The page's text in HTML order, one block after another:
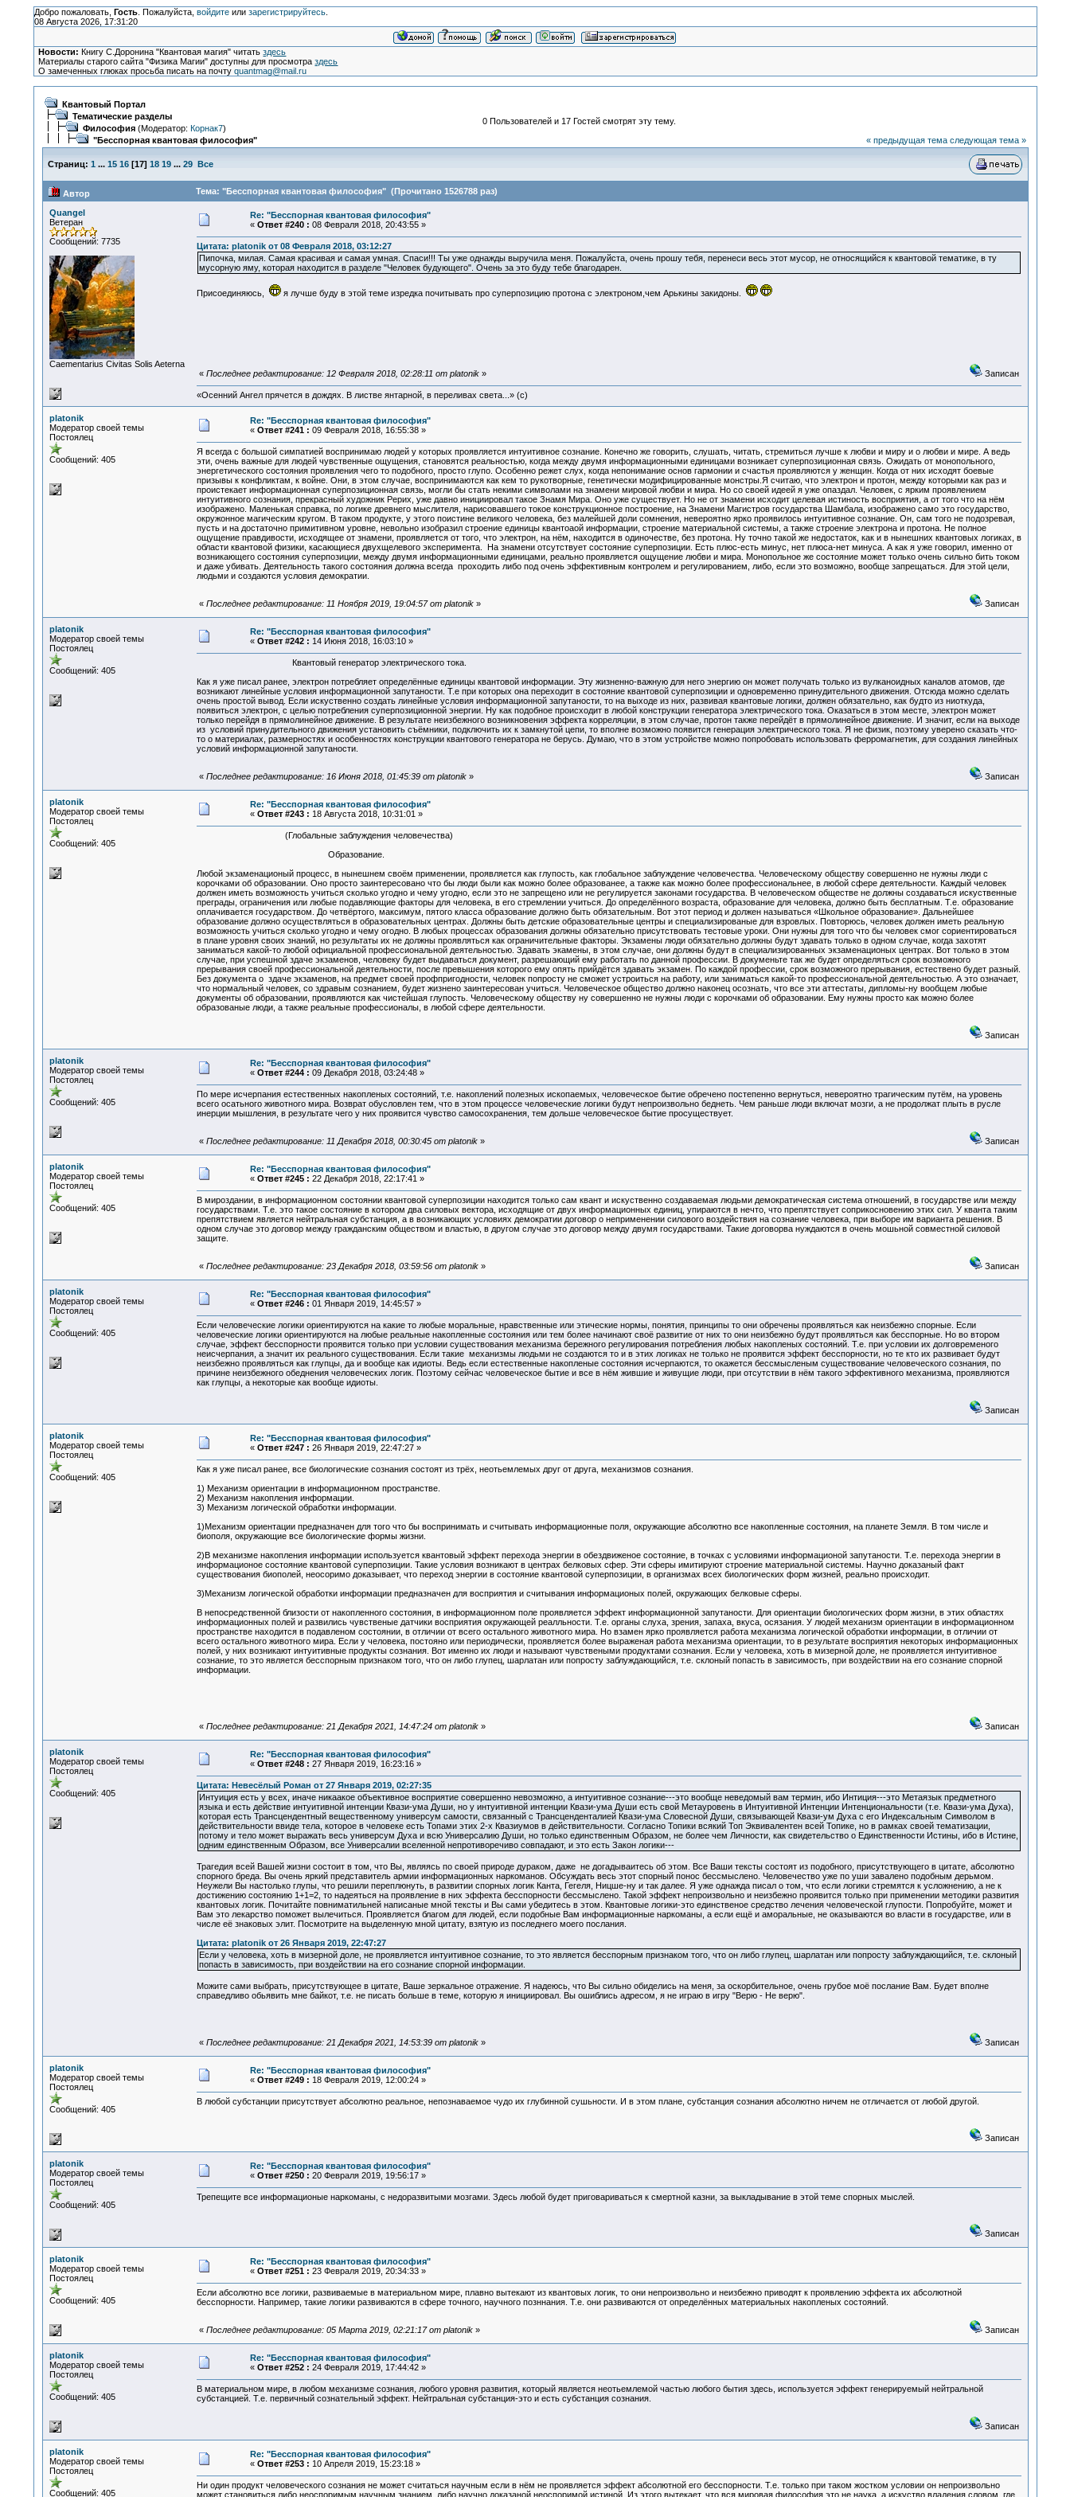
Добро пожаловать, Гость. Пожалуйста, войдитеили зарегистрируйтесь.
08 Августа 2026, 17:31:20
Новости: Книгу С.Доронина "Квантовая магия" читатьздесь
Материалы старого сайта "Физика Магии" доступны для просмотраздесь
О замеченных глюках просьба писать на почтуquantmag@mail.ru
Квантовый Портал
Тематические разделы
Философия(Модератор: Корнак7)
"Бесспорная квантовая философия"
0 Пользователей и 17 Гостей смотрят эту тему.
« предыдущая тема следующая тема »
Страниц: 1 ... 15 16[17] 18 19 ... 29 Все
Автор Тема: "Бесспорная квантовая философия" (Прочитано 1526788 раз)
Quangel
Ветеран
Сообщений: 7735
Сaementarius Civitas Solis Aeterna
Re: "Бесспорная квантовая философия"
« Ответ #240 : 08 Февраля 2018, 20:43:55 »
Цитата: platonik от 08 Февраля 2018, 03:12:27
Пипочка, милая. Самая красивая и самая умная. Спаси!!! Ты уже однажды выручила меня. Пожалуйста, очень прошу тебя, перенеси весь этот мусор, не относящийся к квантовой тематике, в ту
мусорную яму, которая находится в разделе "Человек будующего". Очень за это буду тебе благодарен.
Присоединяюсь, я лучше буду в этой теме изредка почитывать про суперпозицию протона с электроном,чем Арькины закидоны.
« Последнее редактирование: 12 Февраля 2018, 02:28:11 от platonik» Записан
«Осенний Ангел прячется в дождях. В листве янтарной, в переливах света...» (c)
platonik
Модератор своей темы
Постоялец
Сообщений: 405
Re: "Бесспорная квантовая философия"
« Ответ #241 : 09 Февраля 2018, 16:55:38 »
Я всегда с большой симпатией воспринимаю людей у которых проявляется интуитивное сознание. Конечно же говорить, слушать, читать, стремиться лучше к любви и миру и о любви и мире. А ведь
эти, очень важные для людей чувственные ощущения, становятся реальностью, когда между двумя информационными единицами возникает суперпозиционная связь. Ожидать от монопольного,
энергетического состояния проявления чего то подобного, просто глупо. Особенно режет слух, когда непонимание основ гармонии и счастья проявляются у женщин. Когда от них исходят боевые
призывы к конфликтам, к войне. Они, в этом случае, воспринимаются как кем то рукотворные, генетически модифицированные монстры.Я считаю, что электрон и протон, между которыми как раз и
проистекает информационная суперпозиционная связь, могли бы стать некими символами на знамени мировой любви и мира. Но со своей идеей я уже опаздал. Человек, с ярким проявлением
интуитивного сознания, прекрасный художник Рерих, уже давно инициировал такое Знамя Мира. Оно уже существует. Но не от знамени исходит целевая истиность восприятия, а от того что на нём
изображено. Маленькая справка, по логике древнего мыслителя, нарисовавшего токое конструкционное построение, на Знамени Магистров государства Шамбала, изображено само это государство,
окружонное магическим кругом. В таком продукте, у этого поистине великого человека, без малейшей доли сомнения, невероятно ярко проявилось интуитивное сознание. Он, сам того не подозревая,
пусть и на достаточно примитивном уровне, невольно изобразил строение единицы квантоаой информации, строение материальной системы, а также строение электрона и протона. Не полное
ощущение правдивости, исходящее от знамени, проявляется от того, что электрон, на нём, находится в одиночестве, без протона. Ну точно такой же недостаток, как и в нынешних квантовых логиках, в
области квантовой физики, касающиеся двухщелевого эксперимента. На знамени отсутствует состояние суперпозиции. Есть плюс-есть минус, нет плюса-нет минуса. А как я уже говорил, именно от
возникающего состояния суперпозиции, между двумя информационными единицами, реально проявляется ощущение любви и мира. Монопольное же состояние может только очень сильно бить током
и даже убивать. Деятельность такого состояния должна всегда проходить либо под очень эффективным контролем и регулированием, либо, если это возможно, вообще запрещаться. Для этой цели,
людьми и создаются условия демократии.
« Последнее редактирование: 11 Ноября 2019, 19:04:57 от platonik» Записан
platonik
Модератор своей темы
Постоялец
Сообщений: 405
Re: "Бесспорная квантовая философия"
« Ответ #242 : 14 Июня 2018, 16:03:10 »
Квантовый генератор электрического тока.
Как я уже писал ранее, электрон потребляет определённые единицы квантовой информации. Эту жизненно-важную для него энергию он может получать только из вулканоидных каналов атомов, где
возникают линейные условия информационной запутаности. Т.е при которых она переходит в состояние квантовой суперпозиции и одновременно принудительного движения. Отсюда можно сделать
очень простой вывод. Если искуственно создать линейные условия информационной запутаности, то на выходе из них, развивая квантовые логики, должен обязательно, как будто из ниоткуда,
появиться электрон, с целью потребления суперпозиционной энергии. Ну как подобное происходит в любой конструкции генератора электрического тока. Оказаться в этом месте, электрон может
только перейдя в прямолинейное движение. В результате неизбежного возникновения эффекта корреляции, в этом случае, протон также перейдёт в прямолинейное движение. И значит, если на выходе
из условий принудительного движения установить съёмники, подключить их к замкнутой цепи, то вполне возможно появится генерация электрического тока. Я не физик, поэтому уверено сказать что-
то о материалах, размерностях и особенностях конструкции квантового генератора не берусь. Думаю, что в этом устройстве можно попробовать использовать ферромагнетик, для создания линейных
условий информационной запутаности.
« Последнее редактирование: 16 Июня 2018, 01:45:39 от platonik» Записан
platonik
Модератор своей темы
Постоялец
Сообщений: 405
Re: "Бесспорная квантовая философия"
« Ответ #243 : 18 Августа 2018, 10:31:01 »
(Глобальные заблуждения человечества)
Образование.
Любой экзаменационый процесс, в нынешнем своём применении, проявляется как глупость, как глобальное заблуждение человечества. Человеческому обществу совершенно не нужны люди с
корочками об образовании. Оно просто заинтересовано что бы люди были как можно более образованее, а также как можно более профессиональнее, в любой сфере деятельности. Каждый человек
должен иметь возможность учиться сколько угодно и чему угодно, если это не запрещено или не регулируется законами государства. В человеческом обществе не должны создаваться искуственные
преграды, ограничения или любые подавляющие факторы для человека, в его стремлении учиться. До определённого возраста, образование для человека, должно быть бесплатным. Т.е. образование
оплачивается государством. До четвёртого, максимум, пятого класса образование должно быть обязательным. Вот этот период и должен называться «Школьное образование». Дальнейшее
образование должно осуществляться в образовательных центрах. Должны быть детские образовательные центры и специализированые для взровлых. Повторюсь, человек должен иметь реальную
возможность учиться сколько угодно и чему огодно. В любых процессах образования должны обязательно присутствовать тестовые уроки. Они нужны для того что бы человек смог сориентироваться
в плане уровня своих знаний, но результаты их не должны проявляться как ограничительные факторы. Экзамены люди обязательно должны будут здавать только в одном случае, когда захотят
заниматься какой-то любой официальной профессиональной деятельностью. Здавать экамены, в этом случае, они должны будут в специализированных экзаменационых центрах. Вот только в этом
случае, при успешной здаче экзаменов, человеку будет выдаваться документ, разрешающий ему работать по данной профессии. В докуменьте так же будет определяться срок возможного
прерывания своей профессиональной деятельности, после превышения которого ему опять прийдётся здавать экзамен. По каждой профессии, срок возможного прерывания, естествено будет разный.
Без документа о здаче экзаменов, на предмет своей профпригодности, человек попросту не сможет устроиться на работу, или заниматься какой-то профессиональной деятельностью. А это означает,
что нормальный человек, со здравым сознанием, будет жизнено заинтересован учиться. Человеческое общество должно наконец осознать, что все эти аттестаты, дипломы-ну вообщем любые
документы об образовании, проявляются как чистейшая глупость. Человеческому обществу ну совершенно не нужны люди с корочками об образовании. Ему нужны просто как можно более
образованые люди, а также реальные профессионалы, в любой сфере деятельности.
Записан
platonik
Модератор своей темы
Постоялец
Сообщений: 405
Re: "Бесспорная квантовая философия"
« Ответ #244 : 09 Декабря 2018, 03:24:48 »
По мере исчерпания естественных накопленых состояний, т.е. накоплений полезных ископаемых, человеческое бытие обречено постепенно вернуться, невероятно трагическим путём, на уровень
всего осатьного животного мира. Возврат обусловлен тем, что в этом процессе человеческие логики будут непроизвольно беднеть. Чем раньше люди включат мозги, а не продолжат плыть в русле
инерции мышления, в результате чего у них проявится чувство самосохранения, тем дольше человеческое бытие просуществует.
« Последнее редактирование: 11 Декабря 2018, 00:30:45 от platonik» Записан
platonik
Модератор своей темы
Постоялец
Сообщений: 405
Re: "Бесспорная квантовая философия"
« Ответ #245 : 22 Декабря 2018, 22:17:41 »
В мироздании, в информационном состоянии квантовой суперпозиции находится только сам квант и искуственно создаваемая людьми демократическая система отношений, в государстве или между
государствами. Т.е. это такое состояние в котором два силовых вектора, исходящие от двух информационных единиц, упираются в нечто, что препятствует соприкосновению этих сил. У кванта таким
препятствием является нейтральная субстанция, а в возникающих условиях демократии договор о неприменении силового воздействия на сознание человека, при выборе им варианта решения. В
одном случае это договор между гражданским обществом и властью, в другом случае это договор между двумя государствами. Такие договорва нуждаются в очень мошьной совместной силовой
защите.
« Последнее редактирование: 23 Декабря 2018, 03:59:56 от platonik» Записан
platonik
Модератор своей темы
Постоялец
Сообщений: 405
Re: "Бесспорная квантовая философия"
« Ответ #246 : 01 Января 2019, 14:45:57 »
Если человеческие логики ориентируются на какие то любые моральные, нравственные или этические нормы, понятия, принципы то они обречены проявляться как неизбежно спорные. Если
человеческие логики ориентируются на любые реальные накопленные состояния или тем более начинают своё развитие от них то они неизбежно будут проявляться как бесспорные. Но во втором
случае, эффект бесспорности проявится только при условии существования механизма бережного регулирования потребления любых накопленых состояний. Т.е. при условии их долговременого
неисчерпания, а значит их реального существования. Если такие механизмы людьми не создаются то и в этих логиках не только не проявится эффект бесспорности, но те кто их развивает будут
неизбежно проявляться как глупцы, да и вообще как идиоты. Ведь если естественные накопленые состояния исчерпаются, то окажется бессмысленым существование человеческого сознания, по
причине неизбежного обеднения человеческих логик. Поэтому сейчас человеческое бытие и все в нём жившие и живущие люди, при отсутствии в нём такого эффективного механизма, проявляются
как глупцы, а некоторые как вообще идиоты.
Записан
platonik
Модератор своей темы
Постоялец
Сообщений: 405
Re: "Бесспорная квантовая философия"
« Ответ #247 : 26 Января 2019, 22:47:27 »
Как я уже писал ранее, все биологические сознания состоят из трёх, неотьемлемых друг от друга, механизмов сознания.
1) Механизм ориентации в информационном пространстве.
2) Механизм накопления информации.
3) Механизм логической обработки информации.
1)Механизм ориентации предназначен для того что бы воспринимать и считывать информационные поля, окружающие абсолютно все накопленные состояния, на планете Земля. В том числе и
биополя, окружающие все биологические формы жизни.
2)В механизме накопления информации используется квантовый эффект перехода энергии в обездвиженое состояние, в точках с условиями информационой запутаности. Т.е. перехода энергии в
информационое состояние квантовой суперпозиции. Такие условия возникают в центрах белковых сфер. Эти сферы имитируют строение материальной системы. Научно доказаный факт
существования биополей, неосоримо доказывает, что переход энергии в состояние квантовой суперпозиции, в организмах всех биологических форм жизней, реально происходит.
3)Механизм логической обработки информации предназначен для восприятия и считывания информационых полей, окружающих белковые сферы.
В непосредственной близости от накопленного состояния, в информационном поле проявляется эффект информационной запутаности. Для ориентации биологических форм жизни, в этих областях
информационных полей и развились чувственые датчики восприятия окружающей реалльности. Т.е. органы слуха, зрения, запаха, вкуса, осязания. У людей механизм ориентации в информационном
пространстве находится в подавленом состоянии, в отличии от всего остального животного мира. Но взамен ярко проявляется работа механизма логической обработки информации, в отличии от
всего остального животного мира. Если у человека, постояно или периодически, проявляется более выраженая работа механизма ориентации, то в результате восприятия некоторых информационных
полей, у них возникают интуитивные продукты сознания. Вот именно их люди и называют чувствеными продуктами сознания. Если у человека, хоть в мизерной доле, не проявляется интуитивное
сознание, то это является бесспорным признаком того, что он либо глупец, шарлатан или попросту заблуждающийся, т.е. склоный попасть в зависимость, при воздействии на его сознание спорной
информации.
« Последнее редактирование: 21 Декабря 2021, 14:47:24 от platonik» Записан
platonik
Модератор своей темы
Постоялец
Сообщений: 405
Re: "Бесспорная квантовая философия"
« Ответ #248 : 27 Января 2019, 16:23:16 »
Цитата: Невесёлый Роман от 27 Января 2019, 02:27:35
Интуиция есть у всех, иначе никаакое объективное восприятие совершенно невозможно, а интуитивное сознание---это вообще неведомый вам термин, ибо Интиция---это Метаязык предметного
языка и есть действие интуитивной интенции Квази-ума Души, но у интуитивной интенции Квази-ума Души есть свой Метауровень в Интуитивной Интенции Интенциональности (т.е. Квази-ума Духа),
которая есть Трансцендентный вещественному универсум самости, связанный с Трансценденталией Квази-ума Словесной Души, связывающей Квази-ум Духа с его Индексальным Символом в
действительности ввиде тела, которое в человеке есть Топами этих 2-х Квазиумов в действительности. Согласно Топики всякий Топ Эквивалентен всей Топике, но в рамках своей тематизации,
потому и тело может выражать весь универсум Духа и всю Универсалию Души, но только единственным Образом, не более чем Личности, как свидетельство о Единственности Истины, ибо в Истине,
одним единственным Образом, все Универсалии вселенной непротиворечиво совпадают, и это есть Закон логики---
Трагедия всей Вашей жизни состоит в том, что Вы, являясь по своей природе дураком, даже не догадываитесь об этом. Все Ваши тексты состоят из подобного, присутствующего в цитате, абсолютно
спорного бреда. Вы очень яркий представитель армии информационных наркоманов. Обсуждать весь этот спорный понос бессмыслено. Человечество уже по уши завалено подобным дерьмом.
Неужели Вы настолько глупы, что решили переплюнуть, в развитии спорных логик Канта, Гегеля, Ницше-ну и так далее. Я уже однажда писал о том, что если логики стремятся к усложнению, а не к
достижению состоянию 1+1=2, то надеяться на проявление в них эффекта бесспорности бессмыслено. Такой эффект непроизвольно и неизбежно проявится только при применении методики развития
квантовых логик. Почитайте повниматильней написаные мной тексты и Вы сами убедитесь в этом. Квантовые логики-это единственое средство лечения человеческой глупости. Попробуйте, может и
Вам это лекарство поможет вылечиться. Проявляется благом для людей, если подобные Вам информационные наркоманы, а если ещё и аморальные, не оказываются во власти в государстве, или в
числе её знаковых элит. Посмотрите на выделенную мной цитату, взятую из последнего моего послания.
Цитата: platonik от 26 Января 2019, 22:47:27
Если у человека, хоть в мизерной доле, не проявляется интуитивное сознание, то это является бесспорным признаком того, что он либо глупец, шарлатан или попросту заблуждающийся, т.е. склоный
попасть в зависимость, при воздействии на его сознание спорной информации.
Можите сами выбрать, присутствующее в цитате, Ваше зеркальное отражение. Я надеюсь, что Вы сильно обиделись на меня, за оскорбительное, очень грубое моё послание Вам. Будет вполне
справедливо обьявить мне байкот, т.е. не писать больше в теме, которую я инициировал. Вы ошиблись адресом, я не играю в игру "Верю - Не верю".
« Последнее редактирование: 21 Декабря 2021, 14:53:39 от platonik» Записан
platonik
Модератор своей темы
Постоялец
Сообщений: 405
Re: "Бесспорная квантовая философия"
« Ответ #249 : 18 Февраля 2019, 12:00:24 »
В любой субстанции присутствует абсолютно реальное, непознаваемое чудо их глубинной сушьности. И в этом плане, субстанция сознания абсолютно ничем не отличается от любой другой.
Записан
platonik
Модератор своей темы
Постоялец
Сообщений: 405
Re: "Бесспорная квантовая философия"
« Ответ #250 : 20 Февраля 2019, 19:56:17 »
Трепещите все информационые наркоманы, с недоразвитыми мозгами. Здесь любой будет приговариваться к смертной казни, за выкладывание в этой теме спорных мыслей.
Записан
platonik
Модератор своей темы
Постоялец
Сообщений: 405
Re: "Бесспорная квантовая философия"
« Ответ #251 : 23 Февраля 2019, 20:34:33 »
Если абсолютно все логики, развиваемые в материальном мире, плавно вытекают из квантовых логик, то они непроизвольно и неизбежно приводят к проявлению эффекта их абсолютной
бесспорности. Например, такие логики развиваются в сфере точного, научного позннания. Т.е. они развиваются от определённых материальных накопленых состояний.
« Последнее редактирование: 05 Марта 2019, 02:21:17 от platonik» Записан
platonik
Модератор своей темы
Постоялец
Сообщений: 405
Re: "Бесспорная квантовая философия"
« Ответ #252 : 24 Февраля 2019, 17:44:42 »
В материальном мире, в любом механизме сознания, любого уровня развития, который является неотьемлемой частью любого бытия здесь, используется эффект генерируемый нейтральной
субстанцией. Т.е. первичный сознательный эффект. Нейтральная субстанция-это и есть субстанция сознания.
Записан
platonik
Модератор своей темы
Постоялец
Сообщений: 405
Re: "Бесспорная квантовая философия"
« Ответ #253 : 10 Апреля 2019, 15:23:18 »
Ни один продукт человеческого сознания не может считаться научным если в нём не проявляется эффект абсолютной его бесспорности. Т.е. только при таком жостком условии он непроизвольно
может становиться либо неоспоримым научным знанием, либо научно доказаной неоспоримой истиной. Из этого вытекает, что вся мировая философия это не наука, а искуство владения словом, где